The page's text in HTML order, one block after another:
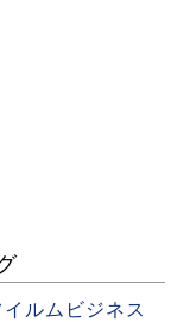
ルムビジネス